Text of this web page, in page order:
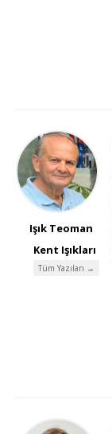
Işık Teoman
Kent Işıkları
Tüm Yazıları →